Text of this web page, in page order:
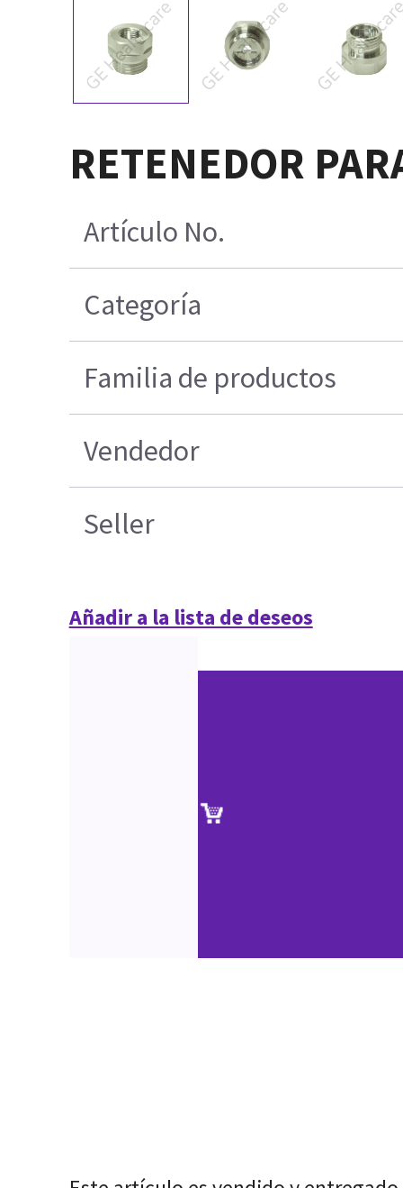
RETENEDOR
Artículo No.
Categoría
Familia de productos
Vendedor
Seller
Añadir a la lista de deseos